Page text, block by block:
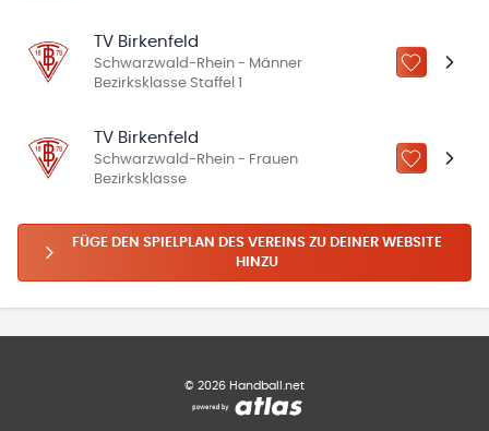
TV Birkenfeld
Schwarzwald-Rhein - Männer
Bezirksklasse Staffel 1
ZU „MEINE
TV Birkenfeld
Schwarzwald-Rhein - Frauen
Bezirksklasse
ZU „MEINE
FÜGE DEN SPIELPLAN DES VEREINS ZU DEINER WEBSITE
HINZU
© 2026 Handball.net